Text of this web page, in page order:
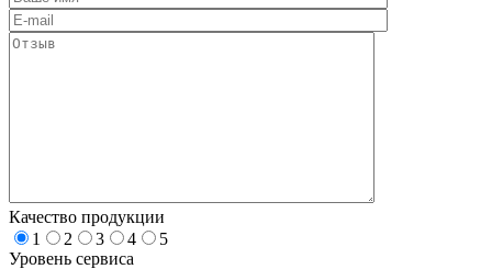
Качество продукции
1
2 3 4
5
Уровень сервиса